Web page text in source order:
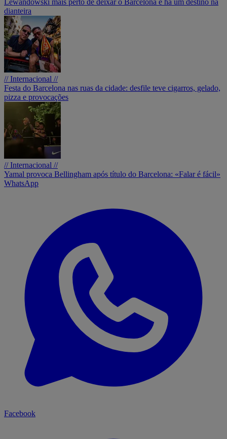
dianteira
// Internacional //
Festa do Barcelona nas ruas da cidade: desfile teve cigarros, gelado,
pizza e provocações
// Internacional //
Yamal provoca Bellingham após título do Barcelona: «Falar é fácil»
WhatsApp
Facebook